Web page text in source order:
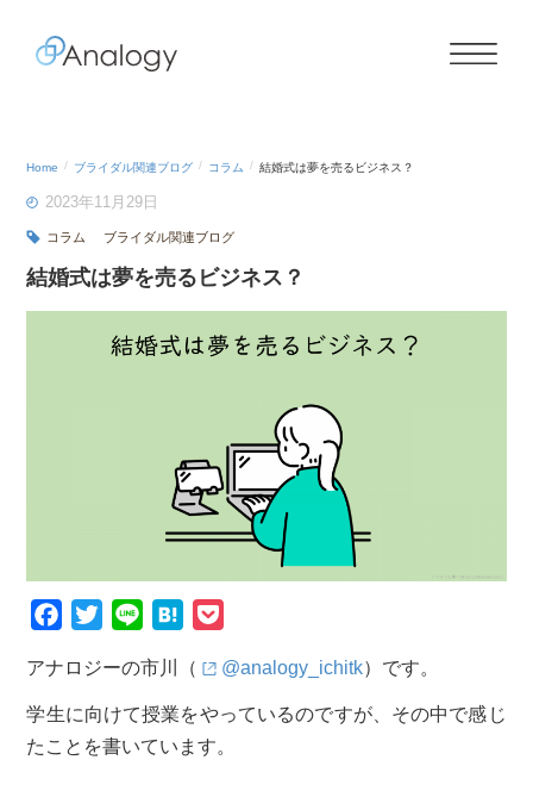
Home ブライダル関連ブログ コラム 結婚式は夢を売るビジネス？
2023年11月29日
コラム ブライダル関連ブログ
結婚式は夢を売るビジネス？
c
e
b
t
t
n
e
H
e
n
c
k
アナロジーの市川（ @analogy_ichitk）です。
学生に向けて授業をやっているのですが、その中で感じ
たことを書いています。